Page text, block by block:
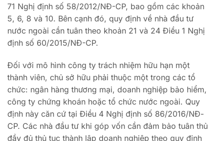
71 Nghị định số 58/2012/NĐ-CP, bao gồm các khoản
5, 6, 8 và 10. Bên cạnh đó, quy định về nhà đầu tư
nước ngoài cần tuân theo khoản 21 và 24 Điều 1 Nghị
định số 60/2015/NĐ-CP.
Đối với mô hình công ty trách nhiệm hữu hạn một
thành viên, chủ sở hữu phải thuộc một trong các tổ
chức: ngân hàng thương mại, doanh nghiệp bảo hiểm,
công ty chứng khoán hoặc tổ chức nước ngoài. Quy
định này căn cứ tại Điều 4 Nghị định số 86/2016/NĐ-
CP. Các nhà đầu tư khi góp vốn cần đảm bảo tuân thủ
đầy đủ thủ tục thành lập doanh nghiệp theo quy định